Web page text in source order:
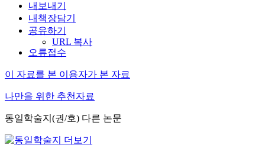
내보내기
내책장담기
공유하기
URL 복사
오류접수
이 자료를 본 이용자가 본 자료
나만을 위한 추천자료
동일학술지(권/호) 다른 논문